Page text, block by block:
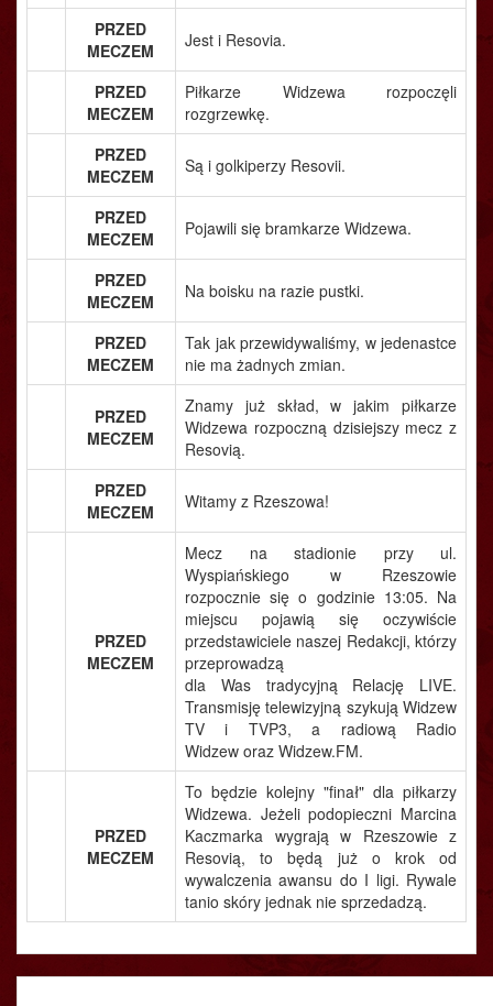
PRZED
MECZEM
Jest i Resovia.
PRZED
MECZEM
Piłkarze Widzewa rozpoczęli
rozgrzewkę.
PRZED
MECZEM
Są i golkiperzy Resovii.
PRZED
MECZEM
Pojawili się bramkarze Widzewa.
PRZED
MECZEM
Na boisku na razie pustki.
PRZED
MECZEM
Tak jak przewidywaliśmy, w jedenastce
nie ma żadnych zmian.
PRZED
MECZEM
Znamy już skład, w jakim piłkarze
Widzewa rozpoczną dzisiejszy mecz z
Resovią.
PRZED
MECZEM
Witamy z Rzeszowa!
PRZED
MECZEM
Mecz na stadionie przy ul.
Wyspiańskiego w Rzeszowie
rozpocznie się o godzinie 13:05. Na
miejscu pojawią się oczywiście
przedstawiciele naszej Redakcji, którzy
przeprowadzą
dla Was tradycyjną Relację LIVE.
Transmisję telewizyjną szykują Widzew
TV i TVP3, a radiową Radio
Widzew oraz Widzew.FM.
PRZED
MECZEM
To będzie kolejny "finał" dla piłkarzy
Widzewa. Jeżeli podopieczni Marcina
Kaczmarka wygrają w Rzeszowie z
Resovią, to będą już o krok od
wywalczenia awansu do I ligi. Rywale
tanio skóry jednak nie sprzedadzą.